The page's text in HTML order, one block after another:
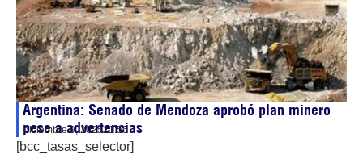
Argentina: Senado de Mendoza aprobó plan minero
pese a advertencias
diciembre 9, 202521:56
[bcc_tasas_selector]